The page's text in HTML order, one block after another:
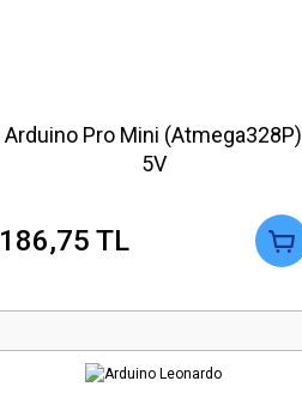
Arduino Pro Mini (Atmega328P)
5V
186,75 TL